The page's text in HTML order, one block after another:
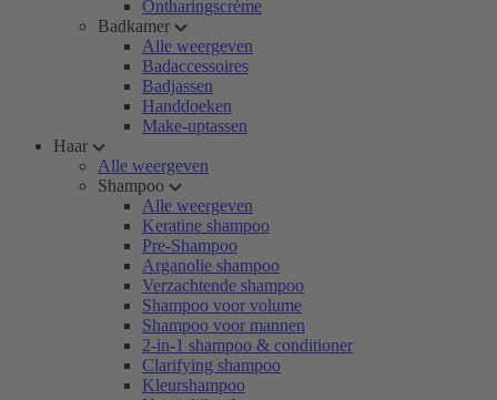
Ontharingscrème
Badkamer
Alle weergeven
Badaccessoires
Badjassen
Handdoeken
Make-uptassen
Haar
Alle weergeven
Shampoo
Alle weergeven
Keratine shampoo
Pre-Shampoo
Arganolie shampoo
Verzachtende shampoo
Shampoo voor volume
Shampoo voor mannen
2-in-1 shampoo & conditioner
Clarifying shampoo
Kleurshampoo